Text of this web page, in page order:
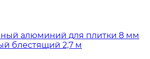
алюминий для плитки 8 мм
блестящий 2,7 м